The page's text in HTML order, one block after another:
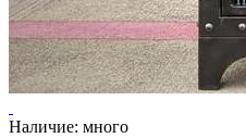
Наличие: много